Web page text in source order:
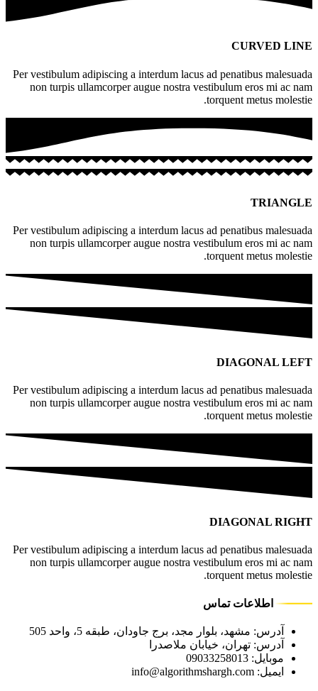
CURVED LINE
Per vestibulum adipiscing a interdum lacus ad penatibus malesuada
non turpis ullamcorper augue nostra vestibulum eros mi ac nam
torquent metus molestie.
TRIANGLE
Per vestibulum adipiscing a interdum lacus ad penatibus malesuada
non turpis ullamcorper augue nostra vestibulum eros mi ac nam
torquent metus molestie.
DIAGONAL LEFT
Per vestibulum adipiscing a interdum lacus ad penatibus malesuada
non turpis ullamcorper augue nostra vestibulum eros mi ac nam
torquent metus molestie.
DIAGONAL RIGHT
Per vestibulum adipiscing a interdum lacus ad penatibus malesuada
non turpis ullamcorper augue nostra vestibulum eros mi ac nam
torquent metus molestie.
اطلاعات تماس
آدرس: مشهد، بلوار مجد، برج جاودان، طبقه 5، واحد 505
آدرس: تهران، خیابان ملاصدرا
موبایل: 09033258013
ایمیل: info@algorithmshargh.com